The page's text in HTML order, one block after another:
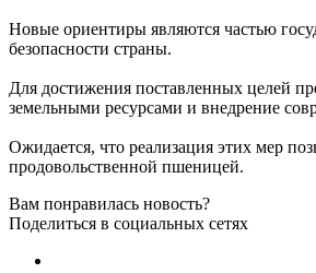
Новые ориентиры являются частью
безопасности страны.
Для достижения поставленных целей
земельными ресурсами и внедрение
Ожидается, что реализация этих мер
продовольственной пшеницей.
Вам понравилась новость?
Поделиться в социальных сетях